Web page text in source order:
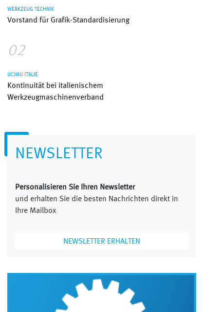
WERKZEUG TECHNIK
Vorstand für Grafik-Standardisierung
02
UCIMU ITALIE
Kontinuität bei italienischem
Werkzeugmaschinenverband
NEWSLETTER
Personalisieren Sie Ihren Newsletter
und erhalten Sie die besten Nachrichten direkt in
Ihre Mailbox
NEWSLETTER ERHALTEN